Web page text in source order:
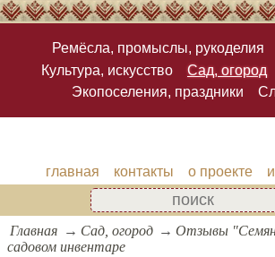
Ремёсла, промыслы, рукоделия
Культура, искусство
Сад, огород
Экопоселения, праздники
главная контакты о проекте
Главная Сад, огород
Отзывы
садовом инвентаре